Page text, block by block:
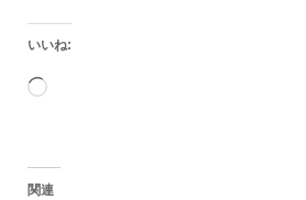
いいね:
読
込
関連